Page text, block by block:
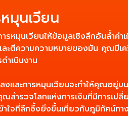
มุนเวียน
รหมุนเวียนให้ข้อมูลเชิงลึกอันล้ำค่
ะตีความความหมายของมัน คุณมี
ำเนินงาน
และการหมุนเวียนจะทำให้คุณอยู่บ
สำรวจโลกแห่งการเงินที่มีการเป
ใจที่ลึกซึ้งยิ่งขึ้นเกี่ยวกับภูมิทัศน์ท